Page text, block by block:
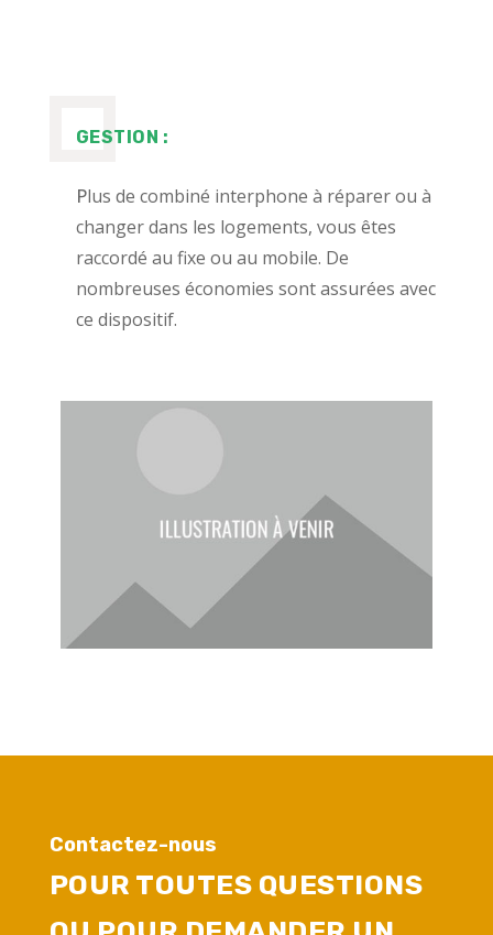
GESTION :
Plus de combiné interphone à réparer ou à
changer dans les logements, vous êtes
raccordé au fixe ou au mobile. De
nombreuses économies sont assurées avec
ce dispositif.
Contactez-nous
POUR TOUTES QUESTIONS